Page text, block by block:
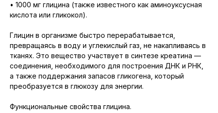
• 1000 мг глицина (также известного как аминоуксусная
кислота или гликокол).
Глицин в организме быстро перерабатывается,
превращаясь в воду и углекислый газ, не накапливаясь в
тканях. Это вещество участвует в синтезе креатина —
соединения, необходимого для построения ДНК и РНК,
а также поддержания запасов гликогена, который
преобразуется в глюкозу для энергии.
Функциональные свойства глицина.